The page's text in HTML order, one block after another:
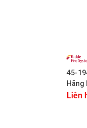
45-
Hãng
Liên